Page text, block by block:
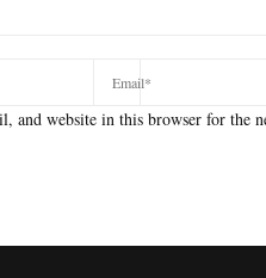
and website in this browser for the